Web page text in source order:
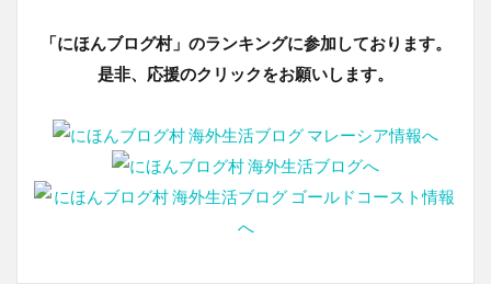
「にほんブログ村」のランキングに参加しております。
是非、応援のクリックをお願いします。